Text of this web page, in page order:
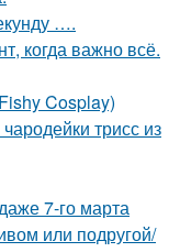
….
когда важно всё.
Cosplay)
трисс из
7-го марта
или подругой/